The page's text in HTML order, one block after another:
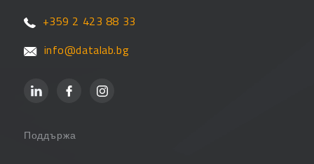
+359 2 423 88 33
info@datalab.bg
Поддържа